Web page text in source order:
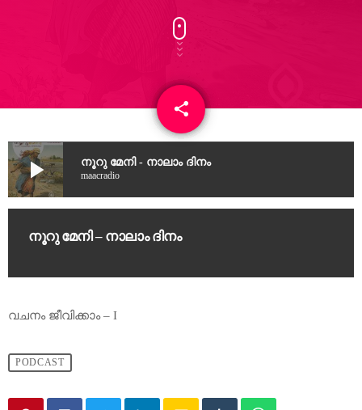
share
email
play_arrow നൂറു മേനി - നാലാം ദിനം
maacradio
നൂറു മേനി – നാലാം ദിനം
വചനം ജീവിക്കാം – I
PODCAST